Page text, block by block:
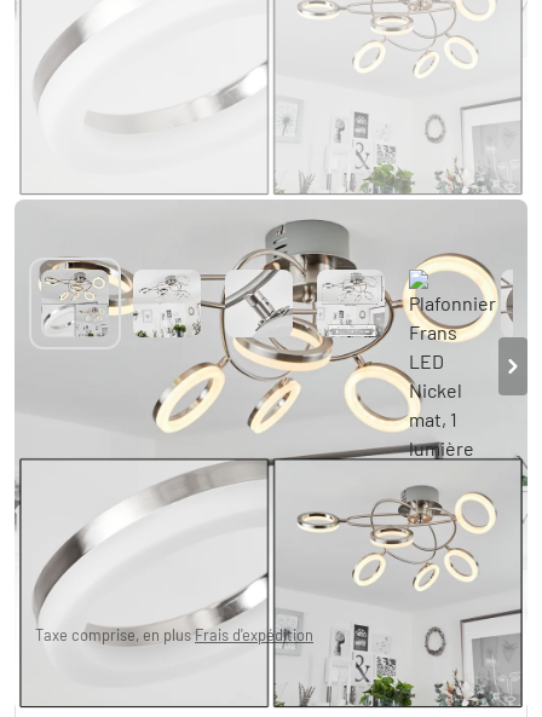
Plafonnier Frans LED Nickel mat, 1 lumière
64,99 €
Taxe comprise, en plusFrais d'expédition
Actuellement en rupture de stock